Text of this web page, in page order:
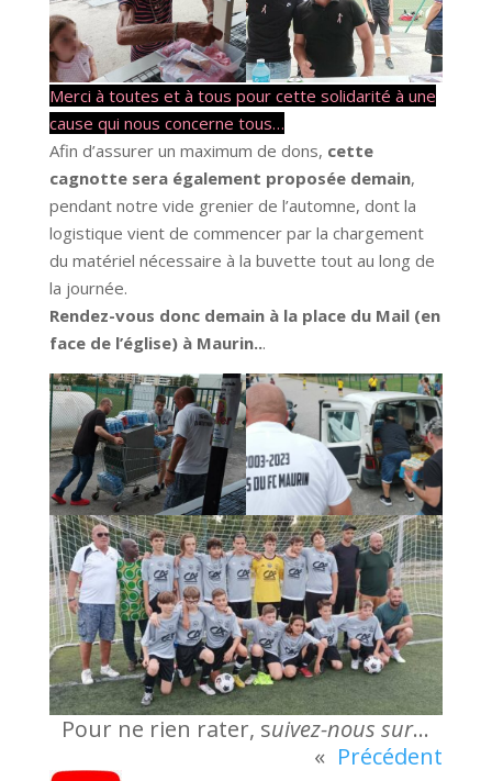
Merci à toutes et à tous pour cette solidarité à une
cause qui nous concerne tous…
Afin d’assurer un maximum de dons, cette
cagnotte sera également proposée demain,
pendant notre vide grenier de l’automne, dont la
logistique vient de commencer par la chargement
du matériel nécessaire à la buvette tout au long de
la journée.
Rendez-vous donc demain à la place du Mail (en
face de l’église) à Maurin...
Pour ne rien rater, suivez-nous sur…
« Précédent